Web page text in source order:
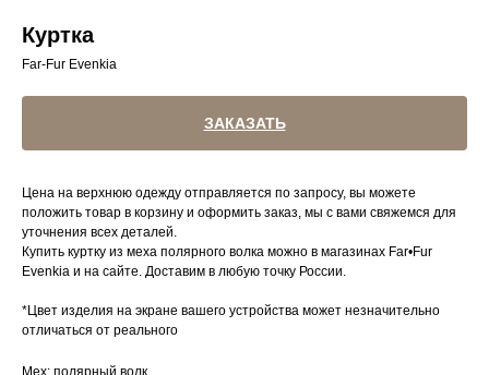
Куртка
Far-Fur Evenkia
ЗАКАЗАТЬ
Цена на верхнюю одежду отправляется по запросу, вы можете
положить товар в корзину и оформить заказ, мы с вами свяжемся для
уточнения всех деталей.
Купить куртку из меха полярного волка можно в магазинах Far•Fur
Evenkia и на сайте. Доставим в любую точку России.
*Цвет изделия на экране вашего устройства может незначительно
отличаться от реального
Мех: полярный волк